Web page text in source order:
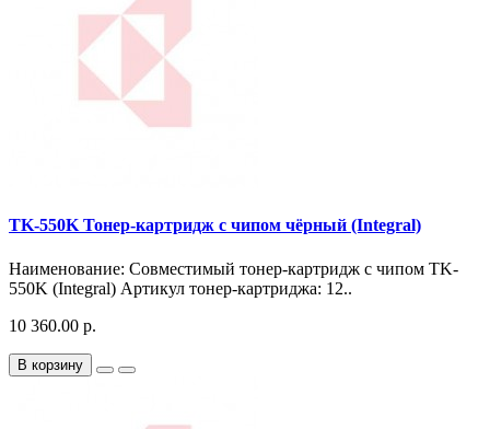
TK-550K Тонер-картридж с чипом чёрный (Integral)
Наименование: Совместимый тонер-картридж с чипом TK-
550K (Integral) Артикул тонер-картриджа: 12..
10 360.00 р.
В корзину